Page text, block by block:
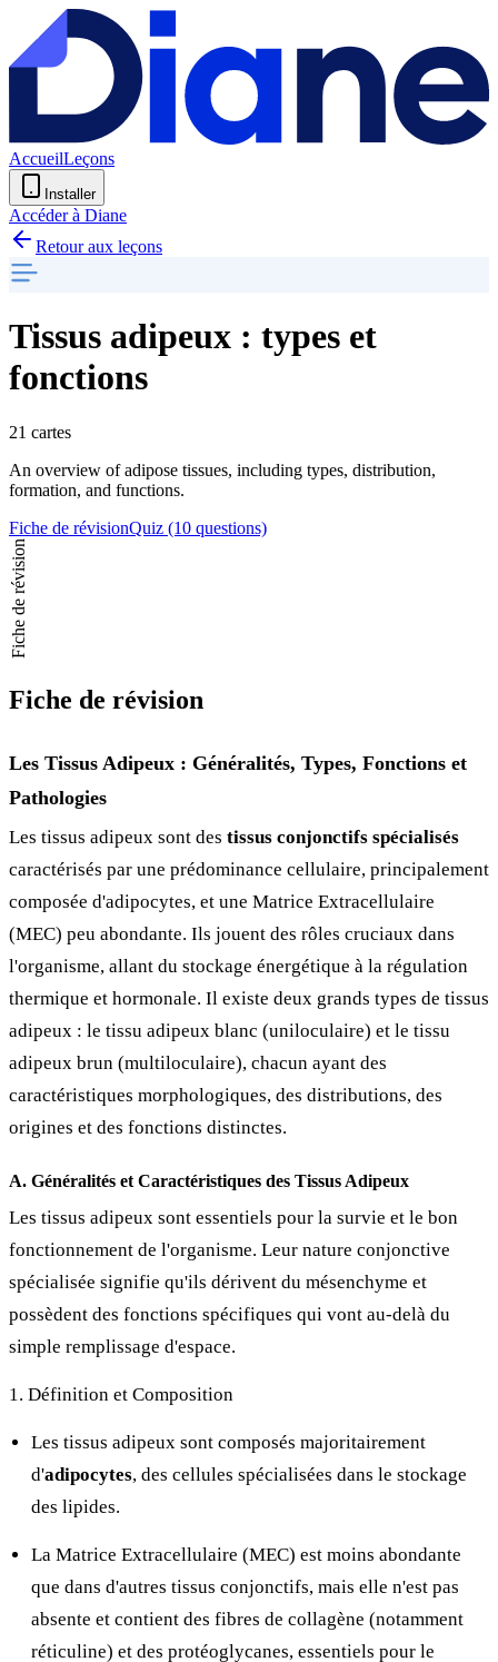
AccueilLeçons
Installer
Accéder à Diane
Retour aux leçons
Tissus adipeux : types et
fonctions
21 cartes
An overview of adipose tissues, including types, distribution,
formation, and functions.
Fiche de révisionQuiz (10 questions)
Fiche de révision
Fiche de révision
Les Tissus Adipeux : Généralités, Types, Fonctions et
Pathologies
Les tissus adipeux sont des tissus conjonctifs spécialisés
caractérisés par une prédominance cellulaire, principalement
composée d'adipocytes, et une Matrice Extracellulaire
(MEC) peu abondante. Ils jouent des rôles cruciaux dans
l'organisme, allant du stockage énergétique à la régulation
thermique et hormonale. Il existe deux grands types de tissus
adipeux : le tissu adipeux blanc (uniloculaire) et le tissu
adipeux brun (multiloculaire), chacun ayant des
caractéristiques morphologiques, des distributions, des
origines et des fonctions distinctes.
A. Généralités et Caractéristiques des Tissus Adipeux
Les tissus adipeux sont essentiels pour la survie et le bon
fonctionnement de l'organisme. Leur nature conjonctive
spécialisée signifie qu'ils dérivent du mésenchyme et
possèdent des fonctions spécifiques qui vont au-delà du
simple remplissage d'espace.
1. Définition et Composition
Les tissus adipeux sont composés majoritairement
d'adipocytes, des cellules spécialisées dans le stockage
des lipides.
La Matrice Extracellulaire (MEC) est moins abondante
que dans d'autres tissus conjonctifs, mais elle n'est pas
absente et contient des fibres de collagène (notamment
réticuline) et des protéoglycanes, essentiels pour le